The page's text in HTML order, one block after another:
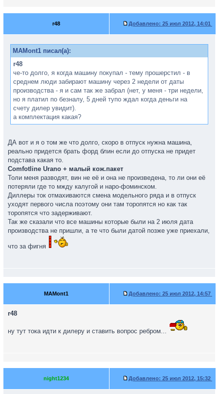
r48 Добавлено: 25 июл 2012, 14:01
MAMont1 писал(а):
r48
че-то долго, я когда машину покупал - тему прошерстил - в
среднем люди забирают машину через 2 недели от даты
производства - я и сам так же забрал (нет, у меня - три недели,
но я платил по безналу, 5 дней тупо ждал когда деньги на
счету дилер увидит).
а комплектация какая?
ДА вот и я о том же что долго, скоро в отпуск нужна машина,
реально придется брать форд блин если до отпуска не придет
подстава какая то.
Comfotline Urano + малый кож.пакет
Толи меня разводят, вин не её и она не произведена, то ли они её
потеряли где то мжду калугой и наро-фоминском.
Диллеры ток отмахиваются смена модельного ряда и в отпуск
уходят первого числа поэтому они там торопятся но как так
торопятся что задерживают.
Так же сказали что все машины которые были на 2 июля дата
производства не пришли, а те что были датой позже уже приехали,
что за фигня
MAMont1 Добавлено: 25 июл 2012, 14:57
r48
ну тут тока идти к дилеру и ставить вопрос ребром...
night1234 Добавлено: 25 июл 2012, 15:32